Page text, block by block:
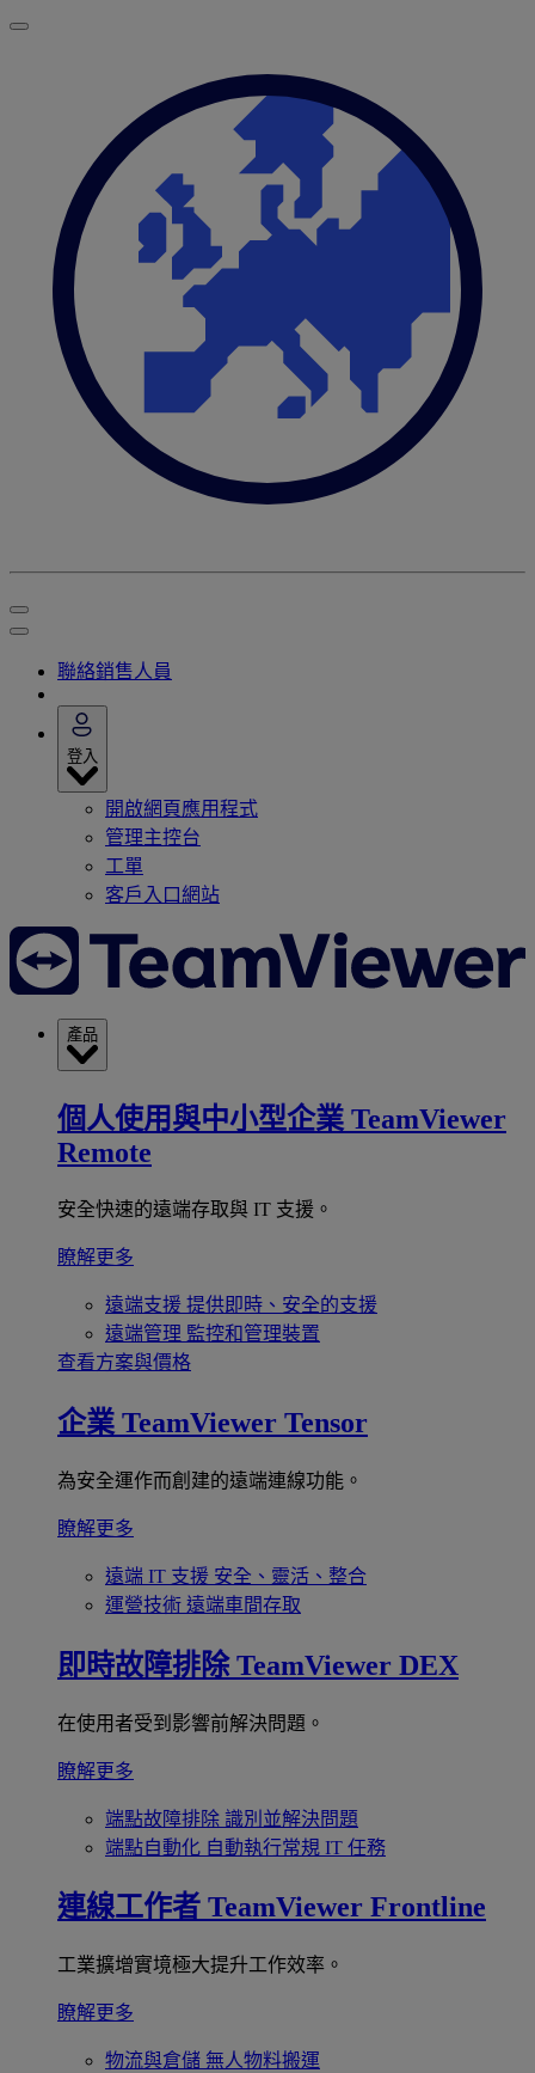
聯絡銷售人員
登入
開啟網頁應用程式
管理主控台
工單
客戶入口網站
產品
個人使用與中小型企業 TeamViewer
Remote
安全快速的遠端存取與 IT 支援。
瞭解更多
遠端支援 提供即時、安全的支援
遠端管理 監控和管理裝置
查看方案與價格
企業 TeamViewer Tensor
為安全運作而創建的遠端連線功能。
瞭解更多
遠端 IT 支援 安全、靈活、整合
運營技術 遠端車間存取
即時故障排除 TeamViewer DEX
在使用者受到影響前解決問題。
瞭解更多
端點故障排除 識別並解決問題
端點自動化 自動執行常規 IT 任務
連線工作者 TeamViewer Frontline
工業擴增實境極大提升工作效率。
瞭解更多
物流與倉儲 無人物料搬運